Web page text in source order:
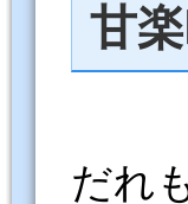
甘
だれ